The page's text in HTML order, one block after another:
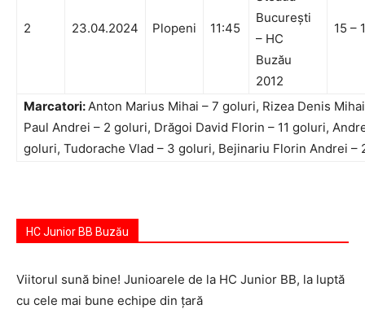
2 23.04.2024 Plopeni 11:45
București
– HC
Buzău
2012
15 –
Marcatori:Anton Marius Mihai – 7 goluri, Rizea Denis
Paul Andrei – 2 goluri, Drăgoi David Florin – 11 goluri,
goluri, Tudorache Vlad – 3 goluri, Bejinariu Florin Andrei –
HC Junior BB Buzău
Viitorul sună bine! Junioarele de la HC Junior BB, la luptă
cu cele mai bune echipe din ţară